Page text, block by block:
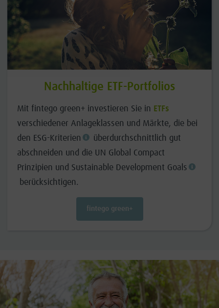
Nachhaltige ETF-Portfolios
Mit fintego green+ investieren Sie in ETFs
verschiedener Anlageklassen und Märkte, die bei
den ESG-Kriterien
überdurchschnittlich gut
abschneiden und die UN Global Compact
Prinzipien und Sustainable Development Goals
berücksichtigen.
fintego green+